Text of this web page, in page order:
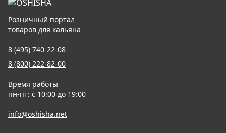
Розничный портал
товаров для кальяна
8 (495) 740-22-08
8 (800) 222-82-00
Время работы
пн-пт: с 10:00 до 19:00
info@oshisha.net